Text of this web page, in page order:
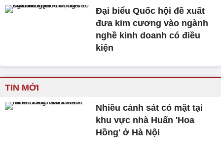
Đại biểu Quốc hội đề xuất
đưa kim cương vào ngành
nghề kinh doanh có điều
kiện
TIN MỚI
Nhiều cảnh sát có mặt tại
khu vực nhà Huấn 'Hoa
Hồng' ở Hà Nội